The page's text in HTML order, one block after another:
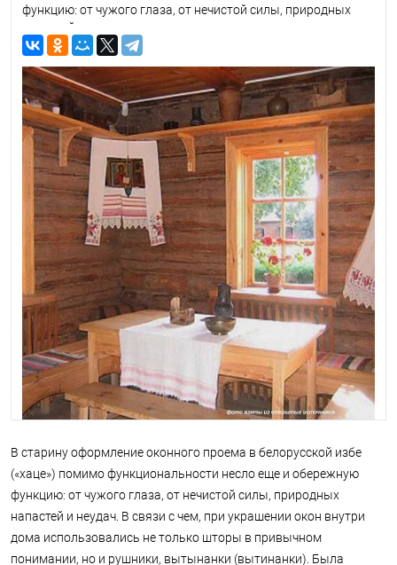
функцию: от чужого глаза, от нечистой силы, природных
напастей и неудач.
В старину оформление оконного проема в белорусской избе
(«хаце») помимо функциональности несло еще и обережную
функцию: от чужого глаза, от нечистой силы, природных
напастей и неудач. В связи с чем, при украшении окон внутри
дома использовались не только шторы в привычном
понимании, но и рушники, вытынанки (вытинанки). Была